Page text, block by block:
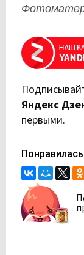
Яндекс
первыми.